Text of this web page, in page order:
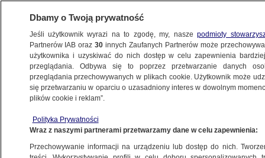
KONIE
Nie żyje 1,5-roczne dziecko, zostało
zranione przez konia
WROCŁAW
Dbamy o Twoją prywatność
Jeśli użytkownik wyrazi na to zgodę, my, naszepodmioty
Partnerów IAB oraz30 innych Zaufanych Partnerów może
użytkownika i uzyskiwać do nich dostęp w celu zapewnienia
przeglądania. Odbywa się to poprzez przetwarzanie danych
przeglądania przechowywanych w plikach cookie. Użytkownik może
się przetwarzaniu w oparciu o uzasadniony interes w dowolnym
plików cookie i reklam”.
Polityka Prywatności
Wraz z naszymi partnerami przetwarzamy dane w celu zapewnienia:
Przechowywanie informacji na urządzeniu lub dostęp do nich.